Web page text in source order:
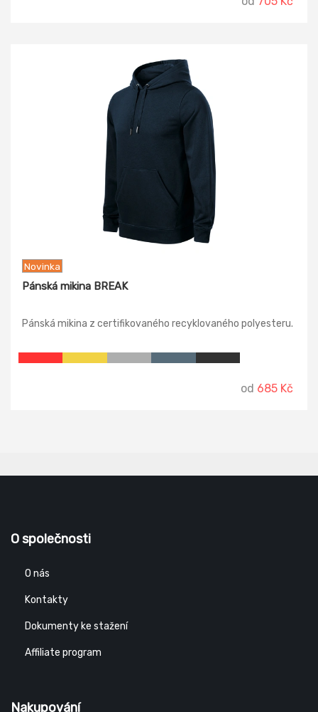
Novinka
Pánská mikina BREAK
Pánská mikina z certifikovaného recyklovaného polyesteru.
od 685 Kč
O společnosti
O nás
Kontakty
Dokumenty ke stažení
Affiliate program
Nakupování